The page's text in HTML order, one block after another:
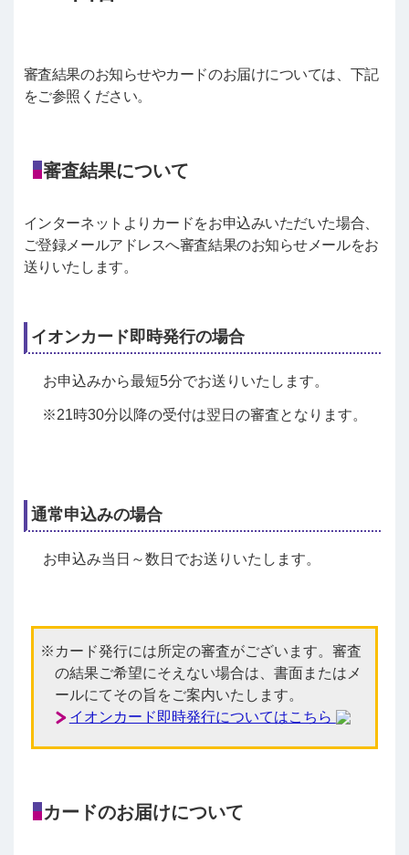
審査結果のお知らせやカードのお届けについては、下記
をご参照ください。
審査結果について
インターネットよりカードをお申込みいただいた場合、
ご登録メールアドレスへ審査結果のお知らせメールをお
送りいたします。
イオンカード即時発行の場合
お申込みから最短5分でお送りいたします。
21時30分以降の受付は翌日の審査となります。
通常申込みの場合
お申込み当日～数日でお送りいたします。
カード発行には所定の審査がございます。審査
の結果ご希望にそえない場合は、書面またはメ
ールにてその旨をご案内いたします。
イオンカード即時発行についてはこちら
カードのお届けについて